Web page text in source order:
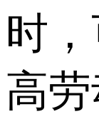
时
高